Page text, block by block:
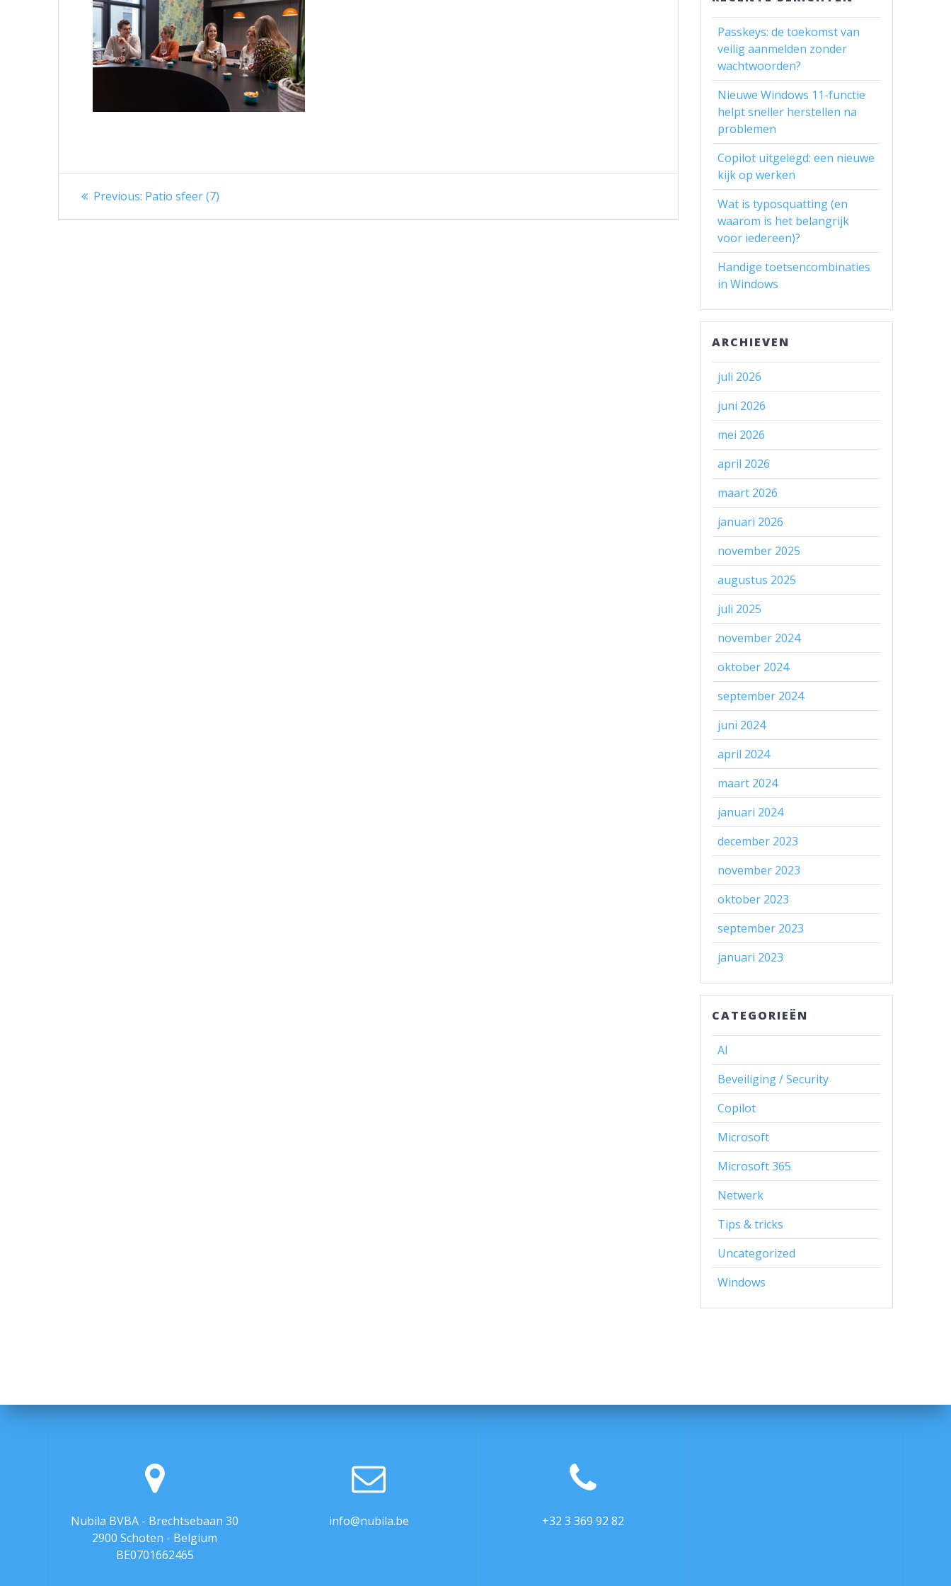
Berichtnavigatie
Previous: Previous
Patio sfeer (7)
Passkeys: de toekomst van
veilig aanmelden zonder
wachtwoorden?
Nieuwe Windows 11-functie
helpt sneller herstellen na
problemen
Copilot uitgelegd: een nieuwe
kijk op werken
Wat is typosquatting (en
waarom is het belangrijk
voor iedereen)?
Handige toetsencombinaties
in Windows
ARCHIEVEN
juli 2026
juni 2026
mei 2026
april 2026
maart 2026
januari 2026
november 2025
augustus 2025
juli 2025
november 2024
oktober 2024
september 2024
juni 2024
april 2024
maart 2024
januari 2024
december 2023
november 2023
oktober 2023
september 2023
januari 2023
CATEGORIEËN
AI
Beveiliging / Security
Copilot
Microsoft
Microsoft 365
Netwerk
Tips & tricks
Uncategorized
Windows
Nubila BVBA - Brechtsebaan 30
2900 Schoten - Belgium
BE0701662465
info@nubila.be +32 3 369 92 82